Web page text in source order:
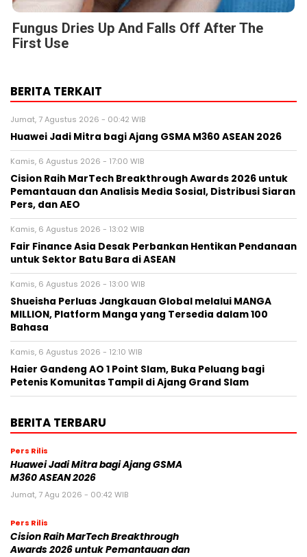
Fungus Dries Up And Falls Off After The
First Use
BERITA TERKAIT
Jumat, 7 Agustus 2026 - 00:42 WIB
Huawei Jadi Mitra bagi Ajang GSMA M360 ASEAN 2026
Kamis, 6 Agustus 2026 - 17:00 WIB
Cision Raih MarTech Breakthrough Awards 2026 untuk
Pemantauan dan Analisis Media Sosial, Distribusi Siaran
Pers, dan AEO
Kamis, 6 Agustus 2026 - 13:02 WIB
Fair Finance Asia Desak Perbankan Hentikan Pendanaan
untuk Sektor Batu Bara di ASEAN
Kamis, 6 Agustus 2026 - 13:00 WIB
Shueisha Perluas Jangkauan Global melalui MANGA
MILLION, Platform Manga yang Tersedia dalam 100
Bahasa
Kamis, 6 Agustus 2026 - 12:10 WIB
Haier Gandeng AO 1 Point Slam, Buka Peluang bagi
Petenis Komunitas Tampil di Ajang Grand Slam
BERITA TERBARU
Pers Rilis
Huawei Jadi Mitra bagi Ajang GSMA
M360 ASEAN 2026
Jumat, 7 Agu 2026 - 00:42 WIB
Pers Rilis
Cision Raih MarTech Breakthrough
Awards 2026 untuk Pemantauan dan